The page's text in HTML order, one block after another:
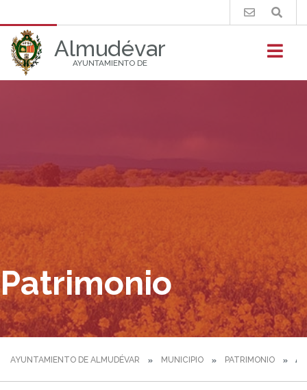
Almudévar
AYUNTAMIENTO DE
Buscar
Patrimonio
AYUNTAMIENTO DE ALMUDÉVAR MUNICIPIO PATRIMONIO